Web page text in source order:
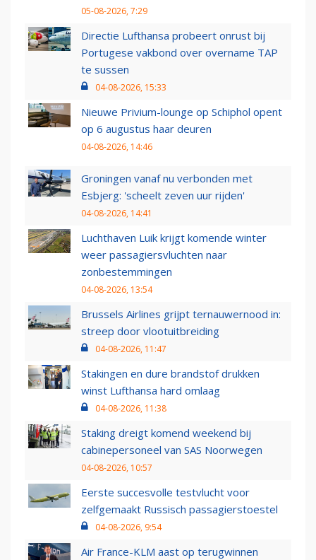
05-08-2026, 7:29
Directie Lufthansa probeert onrust bij
Portugese vakbond over overname TAP
te sussen
04-08-2026, 15:33
Nieuwe Privium-lounge op Schiphol opent
op 6 augustus haar deuren
04-08-2026, 14:46
Groningen vanaf nu verbonden met
Esbjerg: 'scheelt zeven uur rijden'
04-08-2026, 14:41
Luchthaven Luik krijgt komende winter
weer passagiersvluchten naar
zonbestemmingen
04-08-2026, 13:54
Brussels Airlines grijpt ternauwernood in:
streep door vlootuitbreiding
04-08-2026, 11:47
Stakingen en dure brandstof drukken
winst Lufthansa hard omlaag
04-08-2026, 11:38
Staking dreigt komend weekend bij
cabinepersoneel van SAS Noorwegen
04-08-2026, 10:57
Eerste succesvolle testvlucht voor
zelfgemaakt Russisch passagierstoestel
04-08-2026, 9:54
Air France-KLM aast op terugwinnen